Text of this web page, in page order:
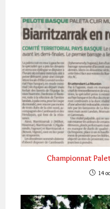
Championnat
14